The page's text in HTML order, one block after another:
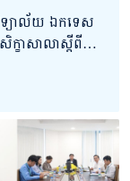
យាល័យ ឯកទេស
ក្ខាសាលាស្ដីពី
ធនបាលកិច្ចនៅ